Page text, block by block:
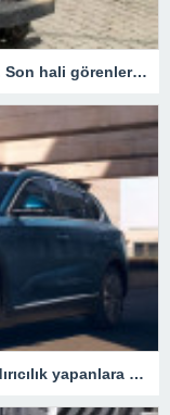
Hurdadan cip yaptı! 50 bin TL harcadı… Son hali görenleri hayrete düşürdü
Deprem ve Togg kredisi vaadiyle dolandırıcılık yapanlara operasyon – Son Dakika Türkiye Haberleri